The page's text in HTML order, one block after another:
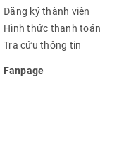
Đăng ký thành viên
Hình thức thanh toán
Tra cứu thông tin
Fanpage